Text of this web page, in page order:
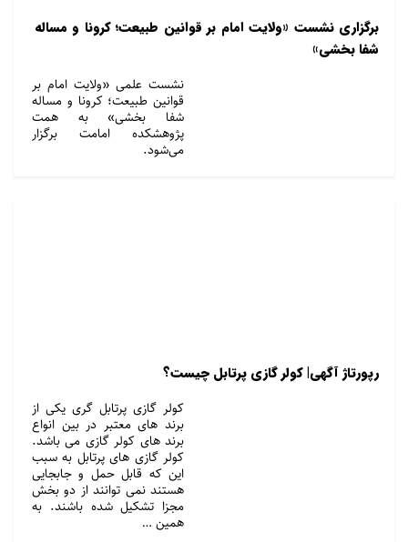
برگزاری نشست «ولایت امام بر قوانین طبیعت؛ کرونا و مساله
شفا بخشی»
نشست علمی «ولایت امام بر
قوانین طبیعت؛ کرونا و مساله
شفا بخشی» به همت
پژوهشکده امامت برگزار
می‌شود.
رپورتاژ آگهی| کولر گازی پرتابل چیست؟
کولر گازی پرتابل گری یکی از
برند های معتبر در بین انواع
برند های کولر گازی می باشد.
کولر گازی های پرتابل به سبب
این که قابل حمل و جابجایی
هستند نمی ‌توانند از دو بخش
مجزا تشکیل شده باشند. به
همین …